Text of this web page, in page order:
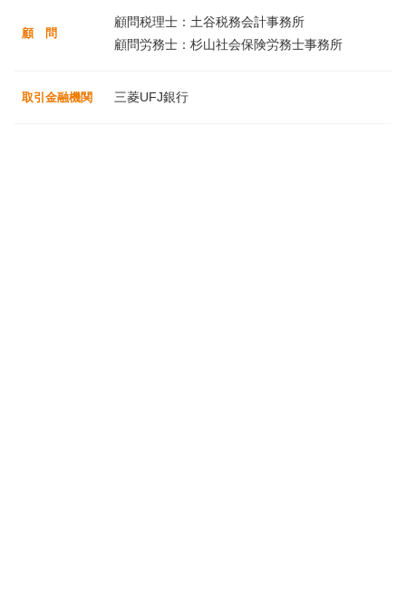
顧 問
顧問税理士：土谷税務会計事務所
顧問労務士：杉山社会保険労務士事務所
取引金融機関 三菱UFJ銀行